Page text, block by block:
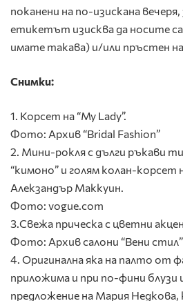
поканени на по-изискана
етикетът изисква да носите
имате такава) и/или пръстен
Снимки:
1. Корсет на “My Lady”.
Фото: Архив “Bridal Fashion”
2. Мини-рокля с дълги ръкави
“кимоно” и голям колан-корсет
Алекзандър Маккуин.
Фото: vogue.com
3.Свежа прическа с цветни
Фото: Архив салони “Вени стил”
4. Оригинална яка на палто от
приложима и при по-фини блузи
предложение на Мария Недкова,